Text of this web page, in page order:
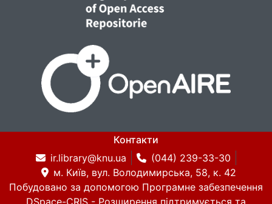
Контакти
ir.library@knu.ua
(044) 239-33-30
м. Київ, вул. Володимирська, 58, к. 42
Побудовано за допомогою Програмне забезпечення
DSpace-CRIS - Розширення підтримується та